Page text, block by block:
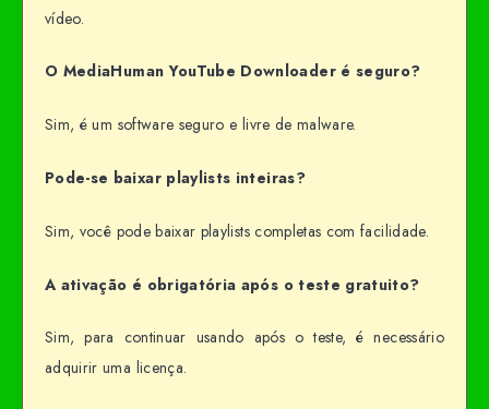
vídeo.
O MediaHuman YouTube Downloader é seguro?
Sim, é um software seguro e livre de malware.
Pode-se baixar playlists inteiras?
Sim, você pode baixar playlists completas com facilidade.
A ativação é obrigatória após o teste gratuito?
Sim, para continuar usando após o teste, é necessário
adquirir uma licença.